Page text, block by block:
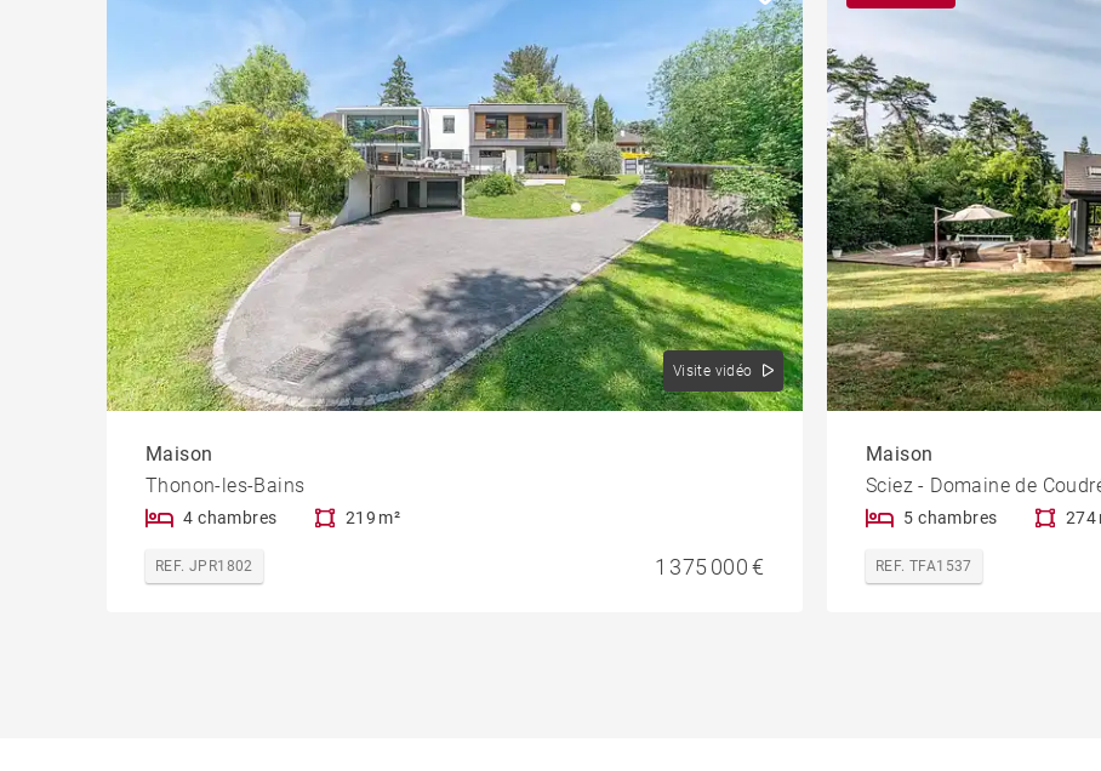
Visite vidéo
Maison
Thonon-les-Bains
4 chambres 219 m²
REF. JPR1802 1 375 000 €
Maison
Sciez - Domaine de
5 chambres 274
REF. TFA1537